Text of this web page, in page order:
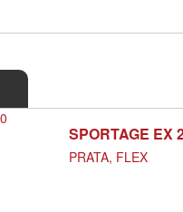
SPORTAGE EX
PRATA, FLEX